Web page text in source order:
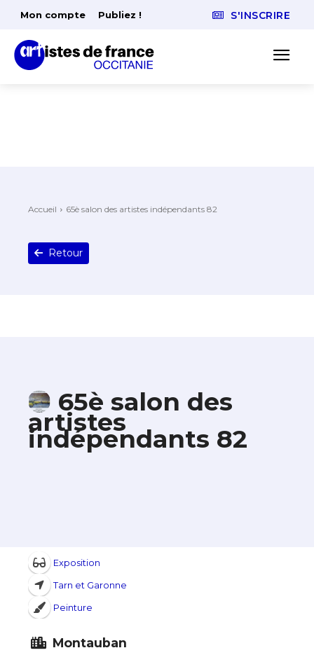
Mon compte Publiez ! S'INSCRIRE
Accueil 65è salon des artistes indépendants 82
Retour
65è salon des
artistes
indépendants 82
Exposition
Tarn et Garonne
Peinture
Montauban